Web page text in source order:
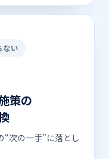
ない
策の
次の一手”に落とし